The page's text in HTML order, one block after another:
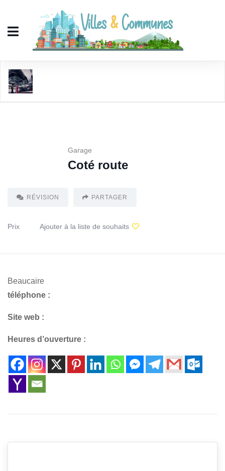
Garage
Coté route
RÉVISION PARTAGER
Prix Ajouter à la liste de souhaits
Beaucaire
téléphone :
Site web :
Heures d’ouverture :